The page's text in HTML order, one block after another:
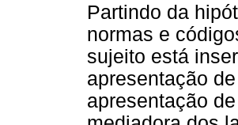
Partindo da
normas e
sujeito está
apresentação
apresentação